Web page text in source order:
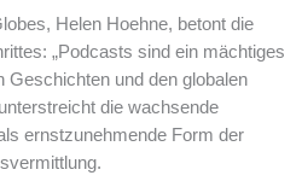
Helen Hoehne, betont die
„Podcasts sind ein mächtiges
Geschichten und den globalen
die wachsende
ernstzunehmende Form der